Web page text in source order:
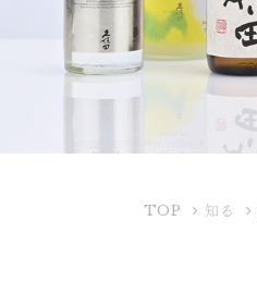
TOPK
知る